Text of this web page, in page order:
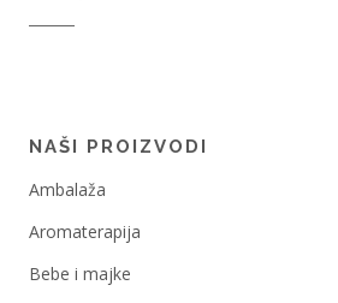
NAŠI PROIZVODI
Ambalaža
Aromaterapija
Bebe i majke